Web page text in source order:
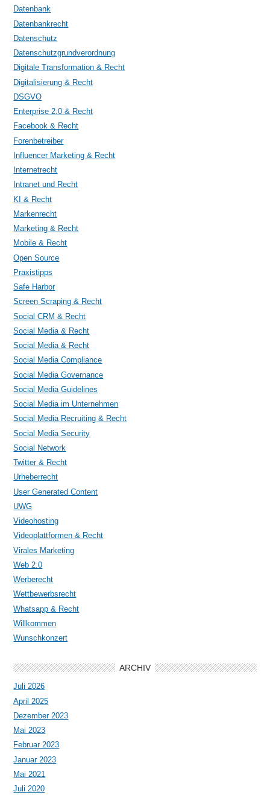
Datenbank
Datenbankrecht
Datenschutz
Datenschutzgrundverordnung
Digitale Transformation & Recht
Digitalisierung & Recht
DSGVO
Enterprise 2.0 & Recht
Facebook & Recht
Forenbetreiber
Influencer Marketing & Recht
Internetrecht
Intranet und Recht
KI & Recht
Markenrecht
Marketing & Recht
Mobile & Recht
Open Source
Praxistipps
Safe Harbor
Screen Scraping & Recht
Social CRM & Recht
Social Media & Recht
Social Media & Recht
Social Media Compliance
Social Media Governance
Social Media Guidelines
Social Media im Unternehmen
Social Media Recruiting & Recht
Social Media Security
Social Network
Twitter & Recht
Urheberrecht
User Generated Content
UWG
Videohosting
Videoplattformen & Recht
Virales Marketing
Web 2.0
Werberecht
Wettbewerbsrecht
Whatsapp & Recht
Willkommen
Wunschkonzert
ARCHIV
Juli 2026
April 2025
Dezember 2023
Mai 2023
Februar 2023
Januar 2023
Mai 2021
Juli 2020